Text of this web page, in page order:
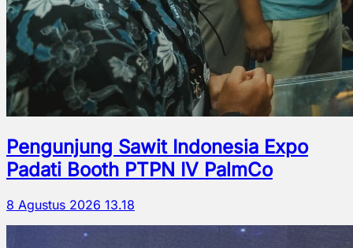
Pengunjung Sawit Indonesia Expo
Padati Booth PTPN IV PalmCo
8 Agustus 2026 13.18